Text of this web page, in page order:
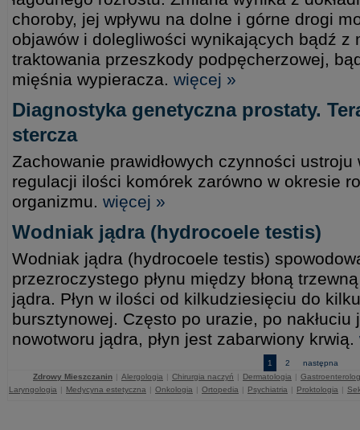
choroby, jej wpływu na dolne i górne drogi
objawów i dolegliwości wynikających bądź z
traktowania przeszkody podpęcherzowej,
mięśnia wypieracza. więcej »
Diagnostyka genetyczna prostaty.
stercza
Zachowanie prawidłowych czynności
regulacji ilości komórek zarówno w okresie
organizmu. więcej »
Wodniak jądra (hydrocoele testis)
Wodniak jądra (hydrocoele testis)
przezroczystego płynu między błoną
jądra. Płyn w ilości od kilkudziesięciu do
bursztynowej. Często po urazie, po
nowotworu jądra, płyn jest zabarwiony krwią.
1 2
następna
Zdrowy Mieszczanin | Alergologia | Chirurgia naczyń | Dermatologia |
Laryngologia | Medycyna estetyczna | Onkologia | Ortopedia | Psychiatria | Proktologia |